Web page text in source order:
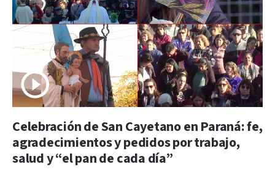
Celebración de San Cayetano en Paraná: fe,
agradecimientos y pedidos por trabajo,
salud y “el pan de cada día”